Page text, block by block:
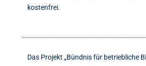
kostenfrei.
Das Projekt „Bündnis für betriebliche